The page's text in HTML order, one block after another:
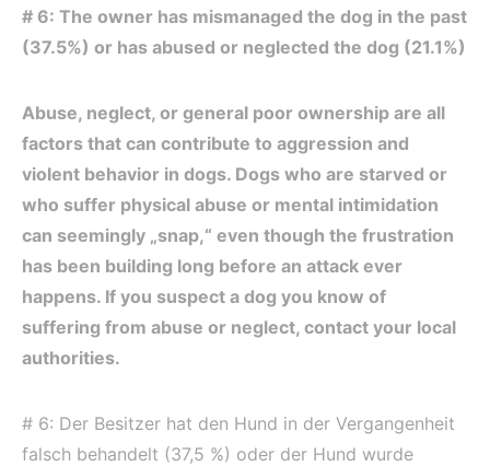
# 6: The owner has mismanaged the dog in the past
(37.5%) or has abused or neglected the dog (21.1%)
Abuse, neglect, or general poor ownership are all
factors that can contribute to aggression and
violent behavior in dogs. Dogs who are starved or
who suffer physical abuse or mental intimidation
can seemingly „snap,“ even though the frustration
has been building long before an attack ever
happens. If you suspect a dog you know of
suffering from abuse or neglect, contact your local
authorities.
# 6: Der Besitzer hat den Hund in der Vergangenheit
falsch behandelt (37,5 %) oder der Hund wurde